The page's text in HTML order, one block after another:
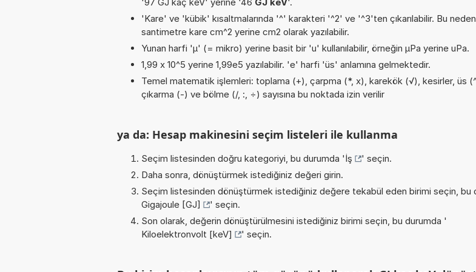
'Kare' ve 'kübik' kısaltmalarında '^' karakteri '^2' ve '^3'ten çıkarılabilir. Bu
santimetre kare cm^2 yerine cm2 olarak yazılabilir.
Yunan harfi 'µ' (= mikro) yerine basit bir 'u' kullanılabilir, örneğin µPa yerine uPa.
1,99 x 10^5 yerine 1,99e5 yazılabilir. 'e' harfi 'üs' anlamına gelmektedir.
Temel matematik işlemleri: toplama (+), çarpma (*, x), karekök (√), kesirler, üs
çıkarma (-) ve bölme (/, :, ÷) sayısına bu noktada izin verilir
ya da: Hesap makinesini seçim listeleri ile kullanma
Seçim listesinden doğru kategoriyi, bu durumda 'İş
' seçin.
Daha sonra, dönüştürmek istediğiniz değeri girin.
Seçim listesinden dönüştürmek istediğiniz değere tekabül eden birimi seçin, bu
Gigajoule [GJ]
' seçin.
Son olarak, değerin dönüştürülmesini istediğiniz birimi seçin, bu durumda '
Kiloelektronvolt [keV]
' seçin.